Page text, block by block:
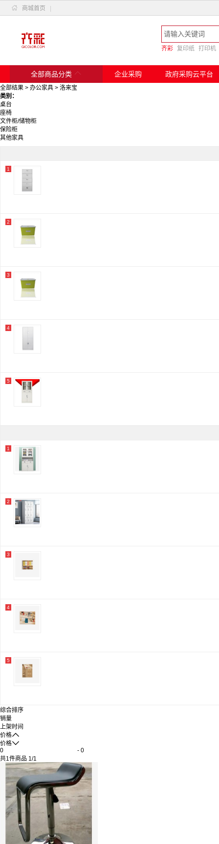
 商城首页
齐彩 复印纸 打印机
全部商品分类  企业采购 政府采购云平台
全部结果 > 办公家具 > 洛来宝
类别：
桌台
座椅
文件柜/储物柜
保险柜
其他家具
1
2
3
4
5
1
2
3
4
5
综合排序
销量
上架时间
价格
价格
-
共1件商品 1/1